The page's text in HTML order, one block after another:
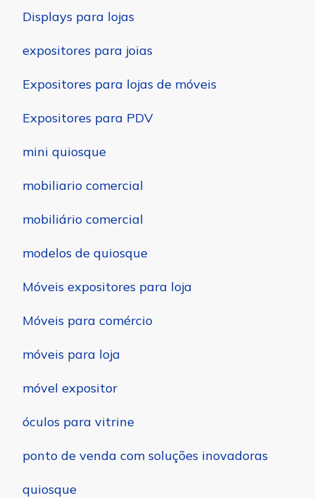
Displays para lojas
expositores para joias
Expositores para lojas de móveis
Expositores para PDV
mini quiosque
mobiliario comercial
mobiliário comercial
modelos de quiosque
Móveis expositores para loja
Móveis para comércio
móveis para loja
móvel expositor
óculos para vitrine
ponto de venda com soluções inovadoras
quiosque